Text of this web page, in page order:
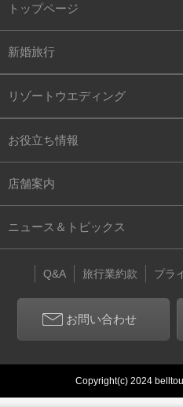
トップページ
新婚旅行
リゾートウエディング
お役立ち情報
店舗案内
ニュース＆トピックス
Q&A 旅行業約款 プラ
お問い合わせ
Copyright(c) 2024